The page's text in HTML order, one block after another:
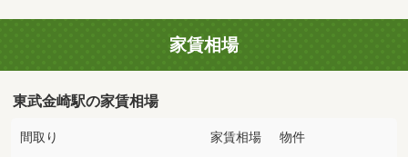
家賃相場
東武金崎駅の家賃相場
間取り 家賃相場 物件